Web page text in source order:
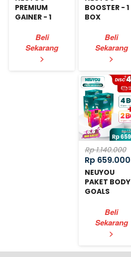
PREMIUM
GAINER - 1
`
Beli
Sekarang
>
BOOSTER - 1
BOX
`
Beli
Sekarang
>
Rp 1.140.000
Rp 659.000
NEUYOU
PAKET BODY
GOALS
`
Beli
Sekarang
>